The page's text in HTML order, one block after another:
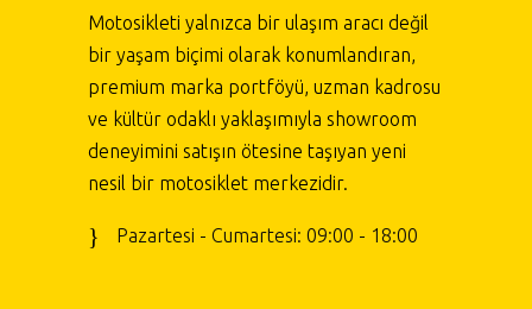
Motosikleti yalnızca bir ulaşım aracı değil
bir yaşam biçimi olarak konumlandıran,
premium marka portföyü, uzman kadrosu
ve kültür odaklı yaklaşımıyla showroom
deneyimini satışın ötesine taşıyan yeni
nesil bir motosiklet merkezidir.
Pazartesi - Cumartesi: 09:00 - 18:00